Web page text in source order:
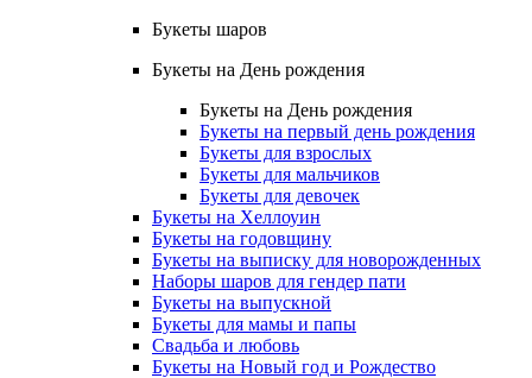
Букеты шаров
Букеты на День рождения
Букеты на День рождения
Букеты на первый день рождения
Букеты для взрослых
Букеты для мальчиков
Букеты для девочек
Букеты на Хеллоуин
Букеты на годовщину
Букеты на выписку для новорожденных
Наборы шаров для гендер пати
Букеты на выпускной
Букеты для мамы и папы
Свадьба и любовь
Букеты на Новый год и Рождество